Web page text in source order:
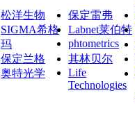
松洋生物 保定雷弗
SIGMA希格
玛
Labnet莱伯特
phtometrics
保定兰格 其林贝尔
奥特光学
Life
Technologies